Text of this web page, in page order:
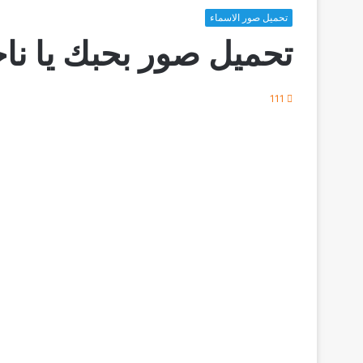
تحميل صور الاسماء
تحميل صور بحبك يا
111